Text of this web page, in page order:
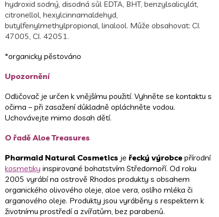
hydroxid sodný, disodná sůl EDTA, BHT, benzylsalicylát,
citronellol, hexylcinnamaldehyd,
butylfenylmethylpropional, linalool. Může obsahovat: CI.
47005, CI. 42051.
*organicky pěstováno
Upozornění
Odličovač je určen k vnějšímu použití. Vyhněte se kontaktu s
očima – při zasažení důkladně opláchněte vodou.
Uchovávejte mimo dosah dětí.
O řadě Aloe Treasures
Pharmaid Natural Cosmetics je řecký výrobce přírodní
kosmetiky inspirované bohatstvím Středomoří. Od roku
2005 vyrábí na ostrově Rhodos produkty s obsahem
organického olivového oleje, aloe vera, oslího mléka či
arganového oleje. Produkty jsou vyráběny s respektem k
životnímu prostředí a zvířatům, bez parabenů.